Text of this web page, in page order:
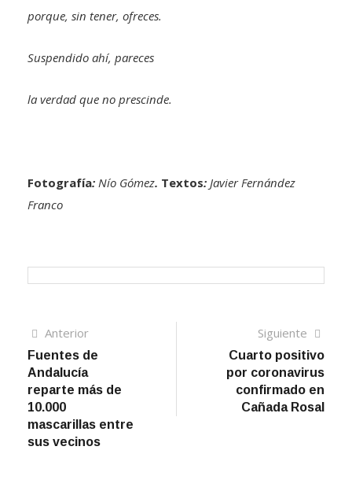
porque, sin tener, ofreces.
Suspendido ahí, pareces
la verdad que no prescinde.
Fotografía: Nío Gómez. Textos: Javier Fernández
Franco
Navegación
de
entradas
AnteriorArtículo
anterior
Fuentes de
Andalucía
reparte más de
10.000
mascarillas entre
sus vecinos
Siguiente
Cuarto positivo
por coronavirus
confirmado en
Cañada Rosal